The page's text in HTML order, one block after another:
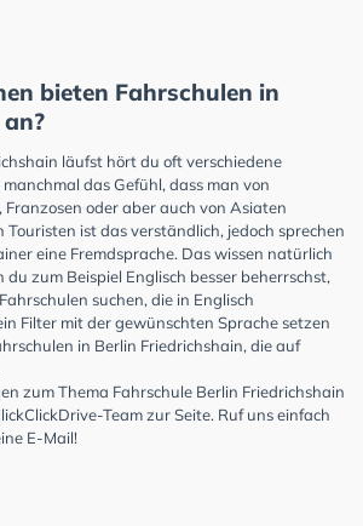
bieten Fahrschulen in
läufst hört du oft verschiedene
das Gefühl, dass man von
oder aber auch von Asiaten
Touristen ist das verständlich, jedoch sprechen
eine Fremdsprache. Das wissen natürlich
du zum Beispiel Englisch besser beherrschst,
suchen, die in Englisch
Filter mit der gewünschten Sprache setzen
in Berlin Friedrichshain, die auf
zum Thema Fahrschule Berlin Friedrichshain
Team zur Seite. Ruf uns einfach
E-Mail!